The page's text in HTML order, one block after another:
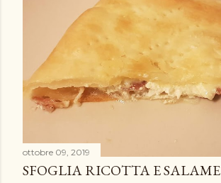
ottobre 09, 2019
SFOGLIA RICOTTA E SALAME